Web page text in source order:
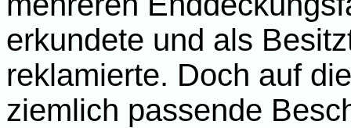
erkundete und als
reklamierte. Doch auf
ziemlich passende